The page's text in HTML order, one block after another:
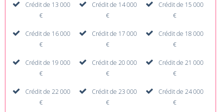
Crédit de 13 000
€
Crédit de 14 000
€
Crédit de 15 000
€
Crédit de 16 000
€
Crédit de 17 000
€
Crédit de 18 000
€
Crédit de 19 000
€
Crédit de 20 000
€
Crédit de 21 000
€
Crédit de 22 000
€
Crédit de 23 000
€
Crédit de 24 000
€